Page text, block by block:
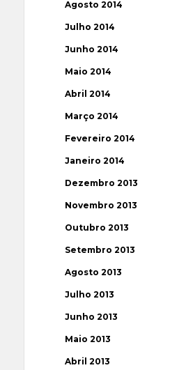
Agosto 2014
Julho 2014
Junho 2014
Maio 2014
Abril 2014
Março 2014
Fevereiro 2014
Janeiro 2014
Dezembro 2013
Novembro 2013
Outubro 2013
Setembro 2013
Agosto 2013
Julho 2013
Junho 2013
Maio 2013
Abril 2013